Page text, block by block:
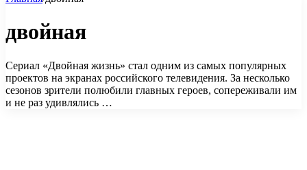
двойная
Сериал «Двойная жизнь» стал одним из самых популярных
проектов на экранах российского телевидения. За несколько
сезонов зрители полюбили главных героев, сопереживали им
и не раз удивлялись …